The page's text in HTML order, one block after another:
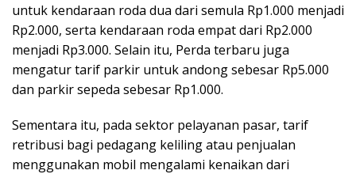
untuk kendaraan roda dua dari semula Rp1.000 menjadi
Rp2.000, serta kendaraan roda empat dari Rp2.000
menjadi Rp3.000. Selain itu, Perda terbaru juga
mengatur tarif parkir untuk andong sebesar Rp5.000
dan parkir sepeda sebesar Rp1.000.
Sementara itu, pada sektor pelayanan pasar, tarif
retribusi bagi pedagang keliling atau penjualan
menggunakan mobil mengalami kenaikan dari